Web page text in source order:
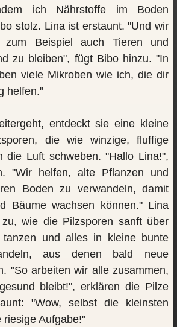
ich Nährstoffe im Boden
stolz. Lina ist erstaunt. "Und wir
zum Beispiel auch Tieren und
zu bleiben", fügt Bibo hinzu. "In
viele Mikroben wie ich, die dir
helfen."
entdeckt sie eine kleine
die wie winzige, fluffige
die Luft schweben. "Hallo Lina!",
"Wir helfen, alte Pflanzen und
Boden zu verwandeln, damit
Bäume wachsen können." Lina
wie die Pilzsporen sanft über
und alles in kleine bunte
aus denen bald neue
"So arbeiten wir alle zusammen,
bleibt!", erklären die Pilze
"Wow, selbst die kleinsten
riesige Aufgabe!"